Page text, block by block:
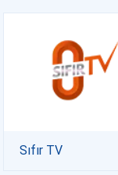
Sıfır TV